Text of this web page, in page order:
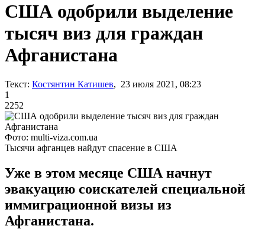
США одобрили выделение
тысяч виз для граждан
Афганистана
Текст: Костянтин Катишев, 23 июля 2021, 08:23
1
2252
Фото: multi-viza.com.ua
Тысячи афганцев найдут спасение в США
Уже в этом месяце США начнут
эвакуацию соискателей специальной
иммиграционной визы из
Афганистана.